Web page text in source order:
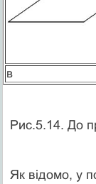
в
Рис.5.14. До
Як відомо, у